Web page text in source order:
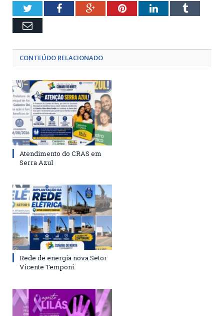
TwitterFacebookGoogle+PinterestLinkedInTumblr
Email
CONTEÚDO RELACIONADO
Atendimento do CRAS em
Serra Azul
Rede de energia nova Setor
Vicente Temponi